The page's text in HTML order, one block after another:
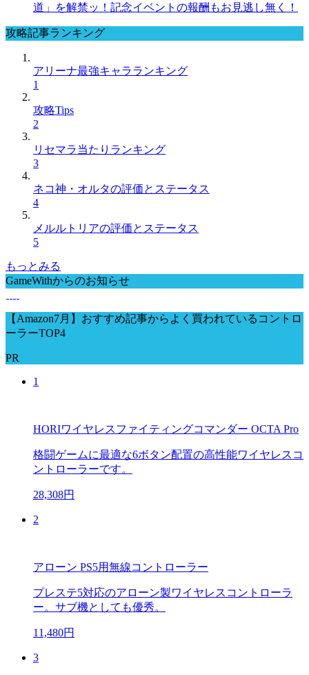
道」を解禁ッ！記念イベントの報酬もお見逃し無く！
攻略記事ランキング
アリーナ最強キャラランキング
1
攻略Tips
2
リセマラ当たりランキング
3
ネコ神・オルタの評価とステータス
4
メルルトリアの評価とステータス
5
もっとみる
GameWithからのお知らせ
【Amazon7月】おすすめ記事からよく買われているコントロ
ーラーTOP4
PR
1
HORIワイヤレスファイティングコマンダー OCTA Pro
格闘ゲームに最適な6ボタン配置の高性能ワイヤレスコ
ントローラーです。
28,308円
2
アローン PS5用無線コントローラー
プレステ5対応のアローン製ワイヤレスコントローラ
ー。サブ機としても優秀。
11,480円
3